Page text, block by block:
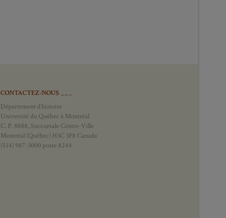
CONTACTEZ-NOUS ___
Département d’histoire
Université du Québec à Montréal
C. P. 8888, Succursale Centre-Ville
Montréal (Québec) H3C 3P8 Canada
(514) 987-3000 poste 8244